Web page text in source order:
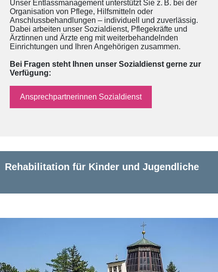
Unser Entlassmanagement unterstützt Sie z. B. bei der
Organisation von Pflege, Hilfsmitteln oder
Anschlussbehandlungen – individuell und zuverlässig.
Dabei arbeiten unser Sozialdienst, Pflegekräfte und
Ärztinnen und Ärzte eng mit weiterbehandelnden
Einrichtungen und Ihren Angehörigen zusammen.
Bei Fragen steht Ihnen unser Sozialdienst gerne zur
Verfügung:
Ansprechpartnerinnen Sozialdienst
Rehabilitation für Kinder und Jugendliche